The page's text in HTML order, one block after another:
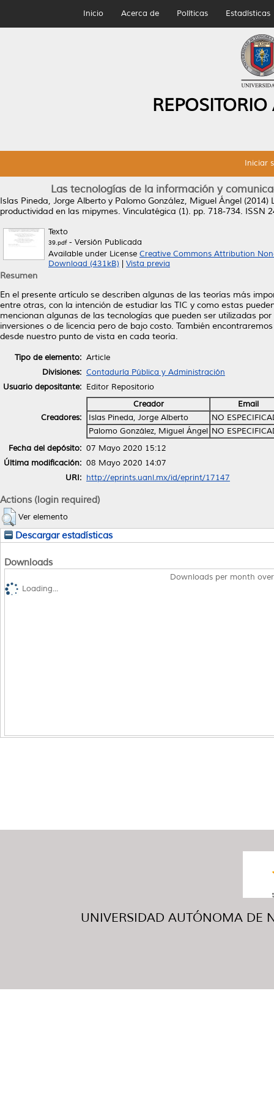
Inicio Acerca de Políticas Estadísticas
Iniciar
Las tecnologías de la información y
Islas Pineda, Jorge Alberto y Palomo González, Miguel Ángel (2014)
productividad en las mipymes. Vinculatégica (1). pp. 718-734. ISSN
Texto
39.pdf- Versión Publicada
Available under License Creative Commons Attribution
Download (431kB)
Vista previa
Resumen
En el presente artículo se describen algunas de las teorías más
entre otras, con la intención de estudiar las TIC y como estas
mencionan algunas de las tecnologías que pueden ser utilizadas
inversiones o de licencia pero de bajo costo. También
desde nuestro punto de vista en cada teoría.
Tipo de elemento: Article
Divisiones: Contaduría Pública y Administración
Usuario depositante: Editor Repositorio
Creadores:
Creador
Email
Islas Pineda, Jorge Alberto
NO
Palomo González, Miguel Ángel NO
Fecha del depósito: 07 Mayo 2020 15:12
Última modificación: 08 Mayo 2020 14:07
URI: http://eprints.uanl.mx/id/eprint/17147
Actions (login required)
Ver elemento
Descargar estadísticas
Downloads
Downloads per month
Loading...
UNIVERSIDAD AUTÓNOMA DE